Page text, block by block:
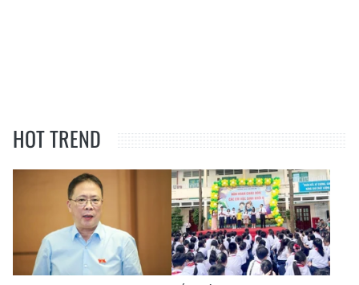
HOT TREND